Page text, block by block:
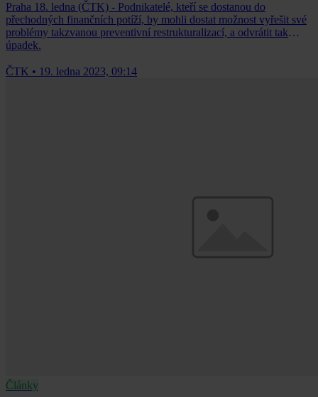
Praha 18. ledna (ČTK) - Podnikatelé, kteří se dostanou do
přechodných finančních potíží, by mohli dostat možnost vyřešit své
problémy takzvanou preventivní restrukturalizací, a odvrátit tak
úpadek.
ČTK • 19. ledna 2023, 09:14
Články